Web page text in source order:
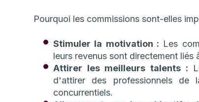
Pourquoi les commissions sont-elles
Stimuler la motivation : Les
leurs revenus sont directement liés
Attirer les meilleurs talents :
d'attirer des professionnels de
concurrentiels.